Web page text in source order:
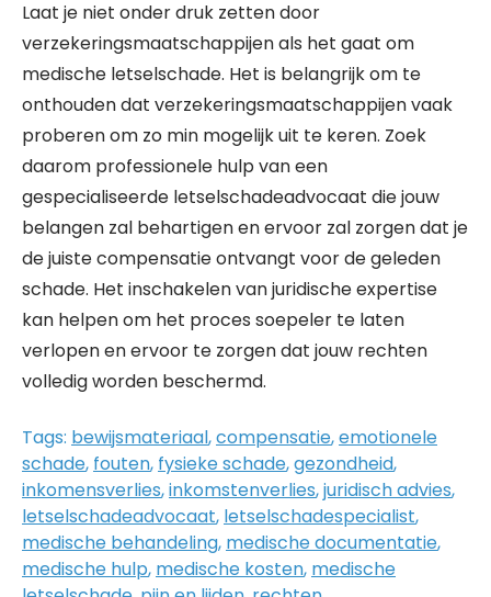
Laat je niet onder druk zetten door
verzekeringsmaatschappijen als het gaat om
medische letselschade. Het is belangrijk om te
onthouden dat verzekeringsmaatschappijen vaak
proberen om zo min mogelijk uit te keren. Zoek
daarom professionele hulp van een
gespecialiseerde letselschadeadvocaat die jouw
belangen zal behartigen en ervoor zal zorgen dat je
de juiste compensatie ontvangt voor de geleden
schade. Het inschakelen van juridische expertise
kan helpen om het proces soepeler te laten
verlopen en ervoor te zorgen dat jouw rechten
volledig worden beschermd.
Tags: bewijsmateriaal,compensatie,emotionele
schade, fouten, fysieke schade,gezondheid,
inkomensverlies,inkomstenverlies,juridisch advies,
letselschadeadvocaat, letselschadespecialist,
medische behandeling, medische documentatie,
medische hulp, medische kosten, medische